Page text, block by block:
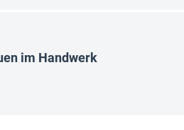
im Handwerk